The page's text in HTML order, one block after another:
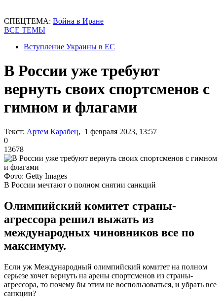
СПЕЦТЕМА: Война в Иране
ВСЕ ТЕМЫ
Вступление Украины в ЕС
В России уже требуют
вернуть своих спортсменов с
гимном и флагами
Текст: Артем Карабец, 1 февраля 2023, 13:57
0
13678
Фото: Getty Images
В России мечтают о полном снятии санкций
Олимпийский комитет страны-
агрессора решил выжать из
международных чиновников все по
максимуму.
Если уж Международный олимпийский комитет на полном
серьезе хочет вернуть на арены спортсменов из страны-
агрессора, то почему бы этим не воспользоваться, и убрать все
санкции?